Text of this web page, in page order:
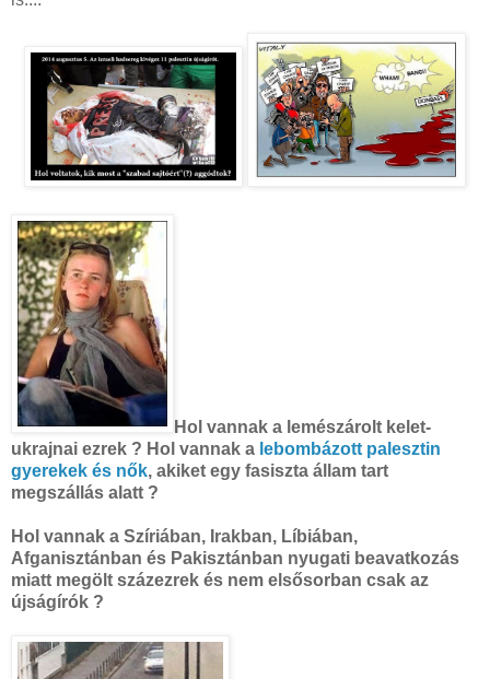
Hol vannak a lemészárolt kelet-
ukrajnai ezrek ? Hol vannak a lebombázott palesztin
gyerekek és nők, akiket egy fasiszta állam tart
megszállás alatt ?
Hol vannak a Szíriában, Irakban, Líbiában,
Afganisztánban és Pakisztánban nyugati beavatkozás
miatt megölt százezrek és nem elsősorban csak az
újságírók ?